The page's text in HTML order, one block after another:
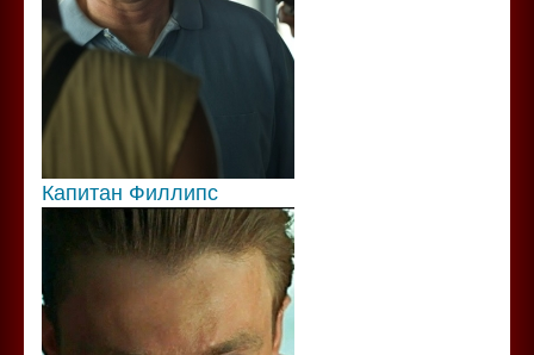
Капитан Филлипс